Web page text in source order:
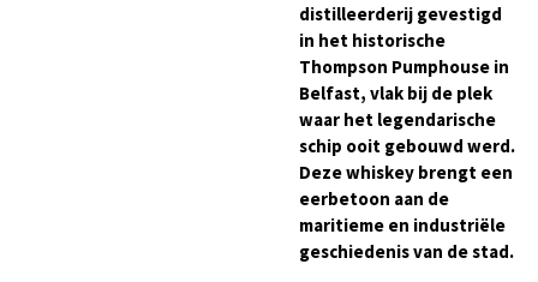
distilleerderij gevestigd
in het historische
Thompson Pumphouse in
Belfast, vlak bij de plek
waar het legendarische
schip ooit gebouwd werd.
Deze whiskey brengt een
eerbetoon aan de
maritieme en industriële
geschiedenis van de stad.